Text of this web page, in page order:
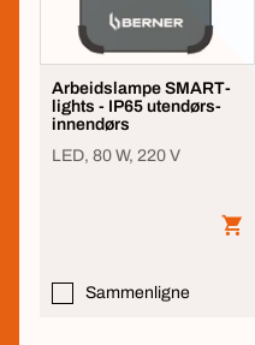
Arbeidslampe SMART-
lights - IP65 utendørs-
innendørs
LED, 80 W, 220 V
Sammenligne